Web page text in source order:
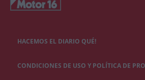
HACEMOS EL DIARIO QUÉ!
CONDICIONES DE USO Y POLÍTICA DE